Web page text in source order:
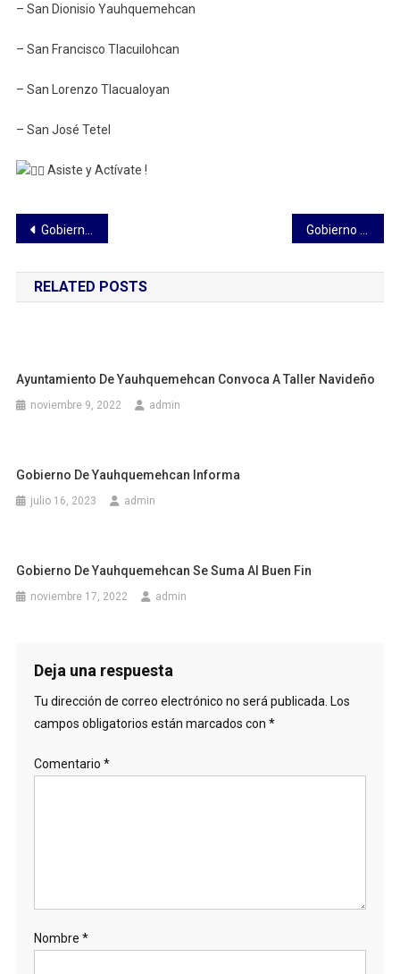
– San Dionisio Yauhquemehcan
– San Francisco Tlacuilohcan
– San Lorenzo Tlacualoyan
– San José Tetel
Asiste y Actívate !
Navegación
de
entradas
Gobierno de Tetla te invita a la Feria del Empleo
RELATED POSTS
Ayuntamiento De Yauhquemehcan Convoca A Taller Navideño
noviembre 9, 2022 admin
Gobierno De Yauhquemehcan Informa
julio 16, 2023 admin
Gobierno De Yauhquemehcan Se Suma Al Buen Fin
noviembre 17, 2022 admin
Deja una respuesta
Tu dirección de correo electrónico no será publicada. Los
campos obligatorios están marcados con *
Comentario *
Nombre *